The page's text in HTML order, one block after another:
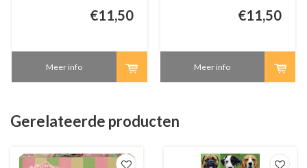
€11,50
Meer info
€11,50
Meer info
Gerelateerde producten